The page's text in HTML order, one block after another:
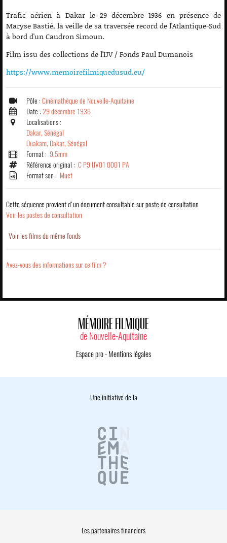
Trafic aérien à Dakar le 29 décembre 1936 en présence de
Maryse Bastié, la veille de sa traversée record de l'Atlantique-Sud
à bord d'un Caudron Simoun.
Film issu des collections de l'IJV / Fonds Paul Dumanois
https://www.memoirefilmiquedusud.eu/
Pôle : Cinémathèque de Nouvelle-Aquitaine
Date : 29 décembre 1936
Localisations :
Dakar, Sénégal
Ouakam, Dakar, Sénégal
Format : 9,5mm
Référence original : C P9 IJV01 0001 PA
Format son : Muet
Cette séquence provient d'un document consultable sur poste de consultation
Voir les postes de consultation
Voir les films du même fonds
Avez-vous des informations sur ce film ?
MÉMOIRE FILMIQUE
de Nouvelle-Aquitaine
Espace pro- Mentions légales
Une initiative de la
Les partenaires financiers